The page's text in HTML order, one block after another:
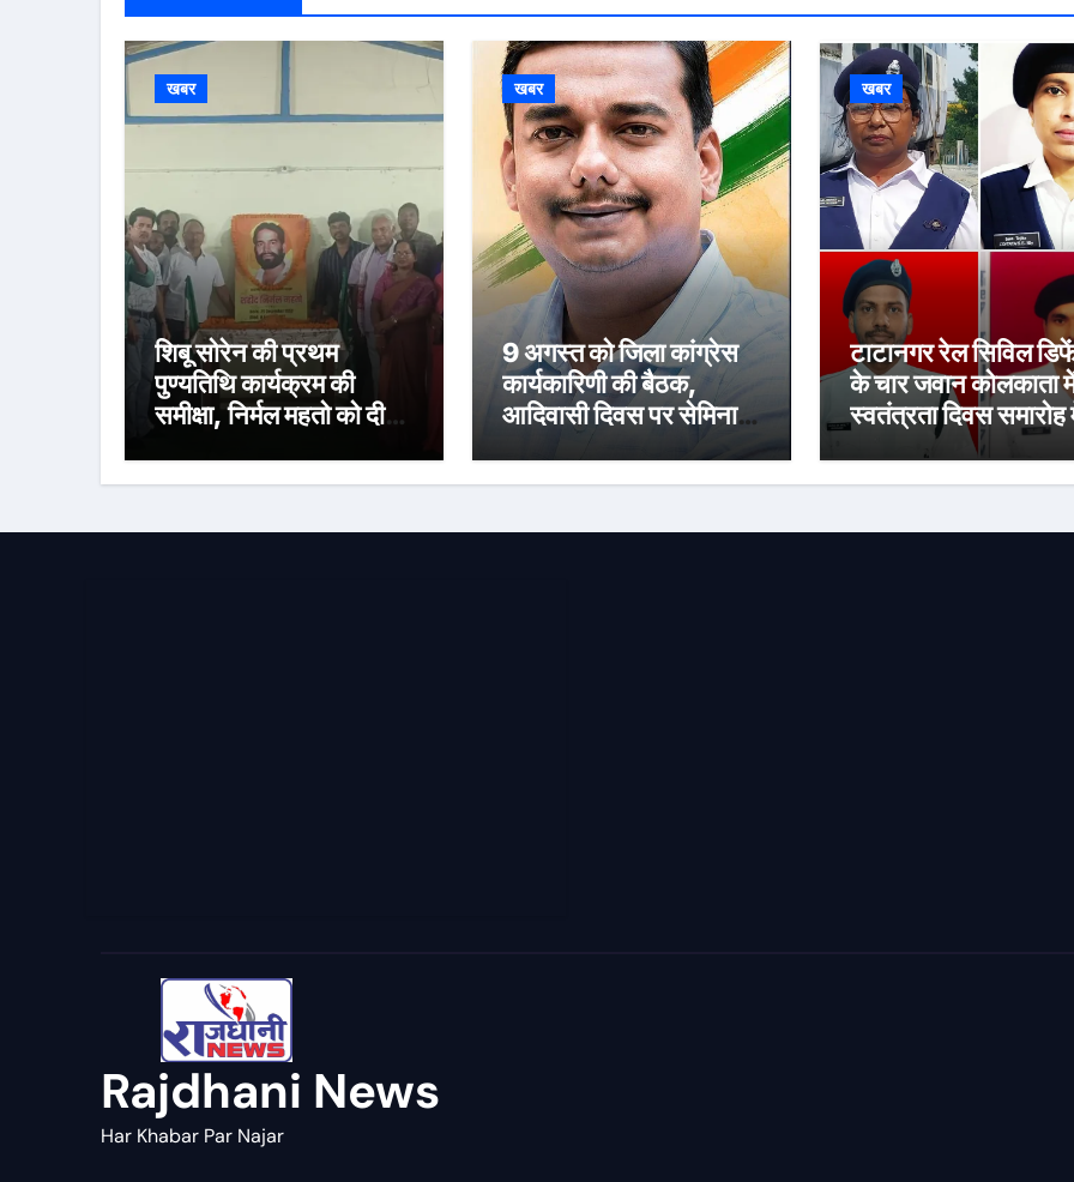
खबर
शिबू सोरेन की प्रथम
पुण्यतिथि कार्यक्रम की
समीक्षा, निर्मल महतो को दी
खबर
9 अगस्त को जिला कांग्रेस
कार्यकारिणी की बैठक,
आदिवासी दिवस पर सेमिनार
खबर
टाटानगर रेल सिविल
के चार जवान कोलकाता
स्वतंत्रता दिवस समारोह
लेंगे हिस्सा
Rajdhani News
Har Khabar Par Najar